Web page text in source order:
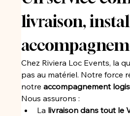
livraison,
Chez Riviera Loc Events, la
pas au matériel. Notre force
notre accompagnement
Nous assurons :
La livraison dans tout le